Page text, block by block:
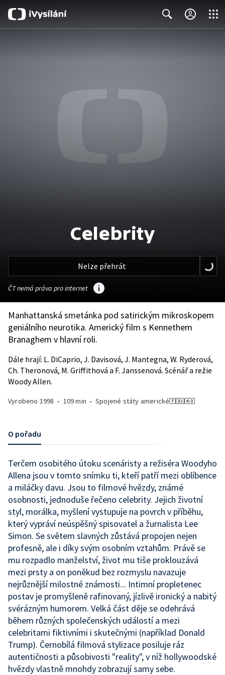
Celebrity
Nelze přehrát
ČT nemá práva pro internet
Manhattanská smetánka pod satirickým mikroskopem
geniálního neurotika. Americký film s Kennethem
Branaghem v hlavní roli.
Dále hrají: L. DiCaprio, J. Davisová, J. Mantegna, W. Ryderová,
Ch. Theronová, M. Griffithová a F. Janssenová. Scénář a režie
Woody Allen.
Vyrobeno 1998 • 109 min •Spojené státy americké
O pořadu
Terčem osobitého útoku scenáristy a režiséra Woodyho
Allena jsou v tomto snímku ti, kteří patří mezi oblíbence
a miláčky davu. Jsou to filmové hvězdy, známé
osobnosti, jednoduše řečeno celebrity. Jejich životní
styl, morálka, myšlení vystupuje na povrch v příběhu,
který vypráví neúspěšný spisovatel a žurnalista Lee
Simon. Se světem slavných zůstává propojen nejen
profesně, ale i díky svým osobním vztahům. Právě se
mu rozpadlo manželství, život mu tiše proklouzává
mezi prsty a on poněkud bez rozmyslu navazuje
nejrůznější milostné známosti... Intimní propletenec
postav je promyšleně rafinovaný, jízlivě ironický a nabitý
svérázným humorem. Velká část děje se odehrává
během různých společenských událostí a mezi
celebritami fiktivními i skutečnými (například Donald
Trump). Černobílá filmová stylizace posiluje ráz
autentičnosti a působivosti "reality", v níž hollywoodské
hvězdy vlastně mnohdy zobrazují samy sebe.